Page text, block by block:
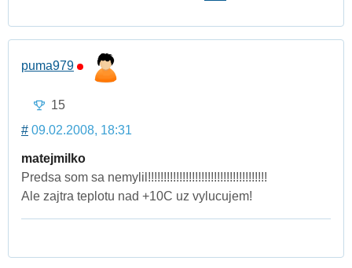
puma979
15
# 09.02.2008, 18:31
matejmilko
Predsa som sa nemylil!!!!!!!!!!!!!!!!!!!!!!!!!!!!!!!!!!!!!!
Ale zajtra teplotu nad +10C uz vylucujem!